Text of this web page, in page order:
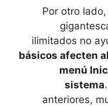
Por otro
ilimitados no
básicos afecten
menú
sistema
anteriores,